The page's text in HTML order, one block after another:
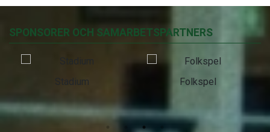
SPONSORER OCH SAMARBETSPARTNERS
Stadium Folkspel